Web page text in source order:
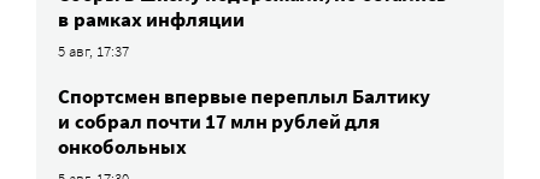
в рамках инфляции
5 авг, 17:37
Спортсмен впервые переплыл Балтику
и собрал почти 17 млн рублей для
онкобольных